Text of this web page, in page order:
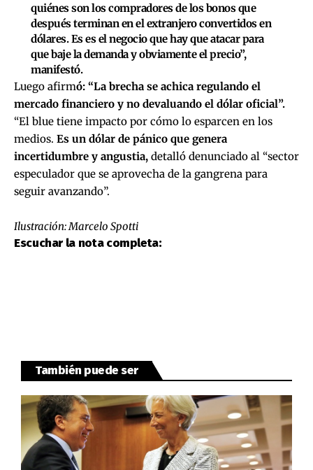
quiénes son los compradores de los bonos que
después terminan en el extranjero convertidos en
dólares. Es es el negocio que hay que atacar para
que baje la demanda y obviamente el precio”,
manifestó.
Luego afirmó: “La brecha se achica regulando el
mercado financiero y no devaluando el dólar oficial”.
“El blue tiene impacto por cómo lo esparcen en los
medios. Es un dólar de pánico que genera
incertidumbre y angustia, detalló denunciado al “sector
especulador que se aprovecha de la gangrena para
seguir avanzando”.
Ilustración: Marcelo Spotti
Escuchar la nota completa:
También puede ser